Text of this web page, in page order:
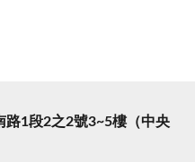
路1段2之2號3~5樓（中央